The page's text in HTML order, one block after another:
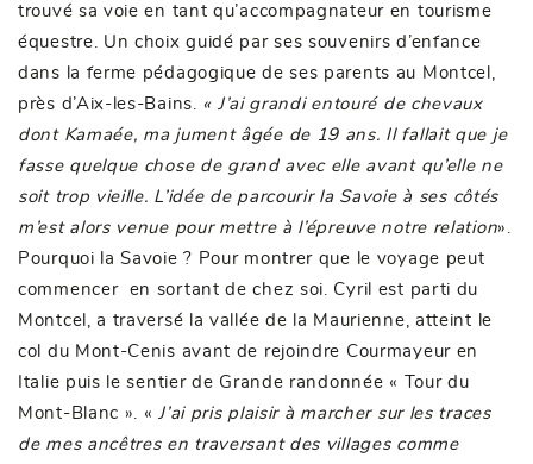
trouvé sa voie en tant qu’accompagnateur en tourisme
équestre. Un choix guidé par ses souvenirs d’enfance
dans la ferme pédagogique de ses parents au Montcel,
près d’Aix-les-Bains.
« J’ai grandi entouré de chevaux
dont Kamaée, ma jument âgée de 19 ans. Il fallait que je
fasse quelque chose de grand avec elle avant qu’elle ne
soit trop vieille. L’idée de parcourir la Savoie à ses côtés
m’est alors venue pour mettre à l’épreuve notre relation».
Pourquoi la Savoie ? Pour montrer que le voyage peut
commencer en sortant de chez soi. Cyril est parti du
Montcel, a traversé la vallée de la Maurienne, atteint le
col du Mont-Cenis avant de rejoindre Courmayeur en
Italie puis le sentier de Grande randonnée « Tour du
Mont-Blanc ». « J’ai pris plaisir à marcher sur les traces
de mes ancêtres en traversant des villages comme